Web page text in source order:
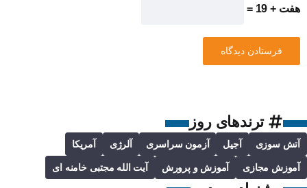
هفت + 19 =
ترندهای روز
آتش سوزی آجیل آزمون سراسری آلرژی آمریکا
آموزش مجازی آموزش و پرورش آیت الله مجتبی خامنه ای